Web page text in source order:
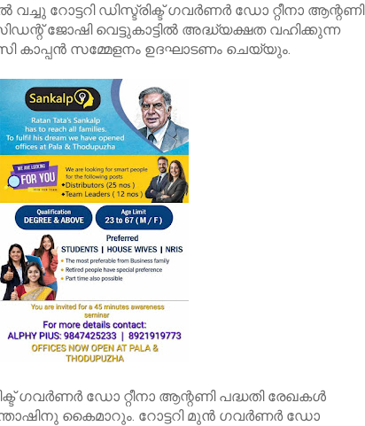
റോട്ടറി ഡിസ്ട്രിക്ട് ഗവർണർ ഡോ റ്റീനാ ആന്റണി
ജോഷി വെട്ടുകാട്ടിൽ അദ്ധ്യക്ഷത വഹിക്കുന്ന
കാപ്പൻ സമ്മേളനം ഉദഘാടണം ചെയ്യും.
ഗവർണർ ഡോ റ്റീനാ ആന്റണി പദ്ധതി രേഖകൾ
കൈമാറും. റോട്ടറി മുൻ ഗവർണർ ഡോ